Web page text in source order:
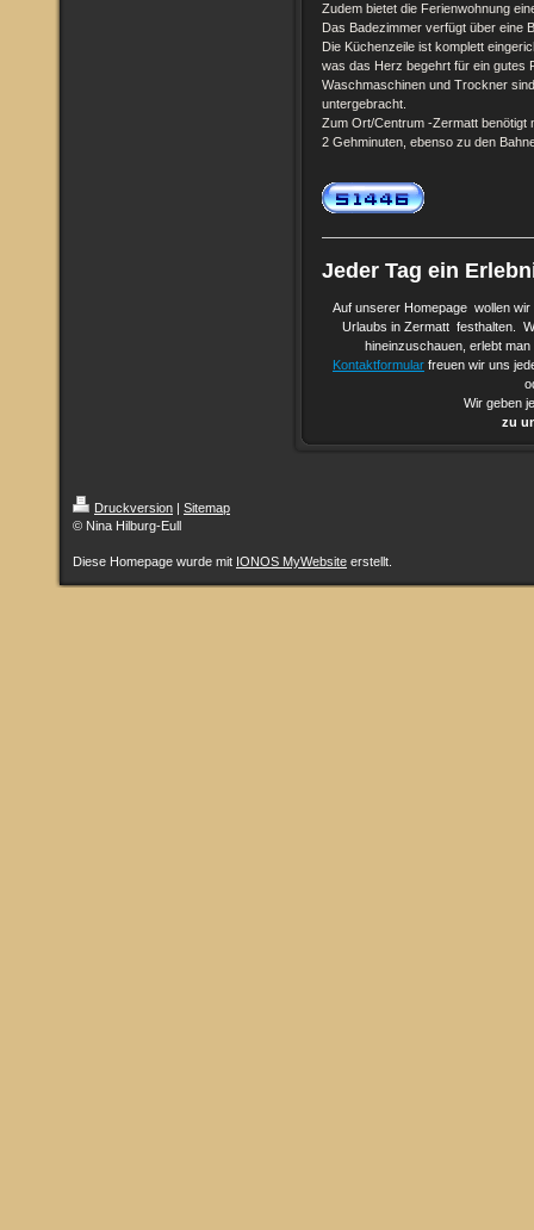
Zudem bietet die Ferienwohnung
Das Badezimmer verfügt über eine
Die Küchenzeile ist komplett
was das Herz begehrt für ein gutes
Waschmaschinen und Trockner
untergebracht.
Zum Ort/Centrum -Zermatt benötigt
2 Gehminuten, ebenso zu den
Jeder Tag ein
Auf unserer Homepage wollen
Urlaubs in Zermatt festhalten.
hineinzuschauen, erlebt
Kontaktformular freuen wir uns
Wir geben
zu
Druckversion | Sitemap
© Nina Hilburg-Eull
Diese Homepage wurde mit IONOS MyWebsite erstellt.